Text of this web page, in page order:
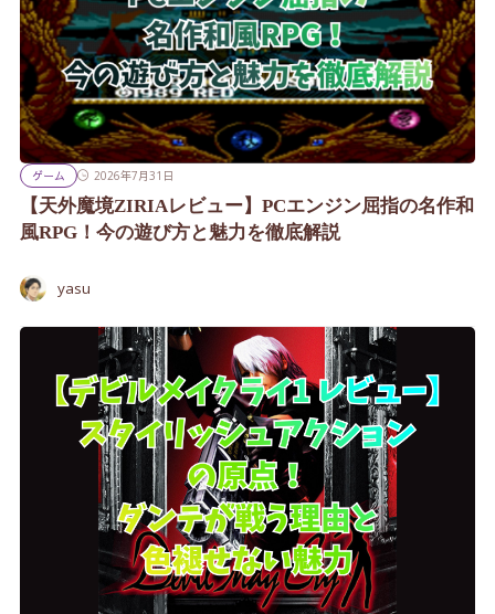
ゲーム 2026年7月31日
【天外魔境ZIRIAレビュー】PCエンジン屈指の名作和
風RPG！今の遊び方と魅力を徹底解説
yasu